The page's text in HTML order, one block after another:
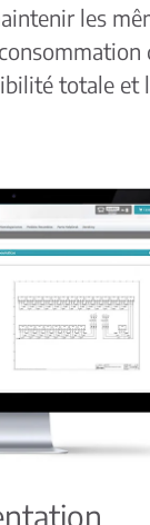
les
totale et